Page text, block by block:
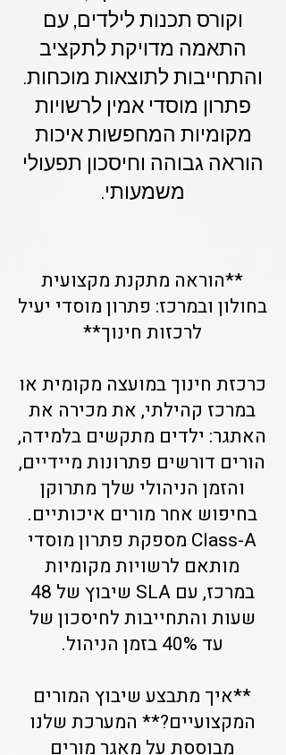
וקורס תכנות לילדים, עם
התאמה מדויקת לתקציב
והתחייבות לתוצאות מוכחות.
פתרון מוסדי אמין לרשויות
מקומיות המחפשות איכות
הוראה גבוהה וחיסכון תפעולי
משמעותי.
**הוראה מתקנת מקצועית
בחולון ובמרכז: פתרון מוסדי יעיל
לרכזות חינוך**
כרכזת חינוך במועצה מקומית או
במרכז קהילתי, את מכירה את
האתגר: ילדים מתקשים בלמידה,
הורים דורשים פתרונות מיידיים,
והזמן הניהולי שלך מתרוקן
בחיפוש אחר מורים איכותיים.
Class-A מספקת פתרון מוסדי
מותאם לרשויות מקומיות
במרכז, עם SLA שיבוץ של 48
שעות והתחייבות לחיסכון של
עד 40% בזמן הניהול.
**איך מתבצע שיבוץ המורים
המקצועיים?** המערכת שלנו
מבוססת על מאגר מורים